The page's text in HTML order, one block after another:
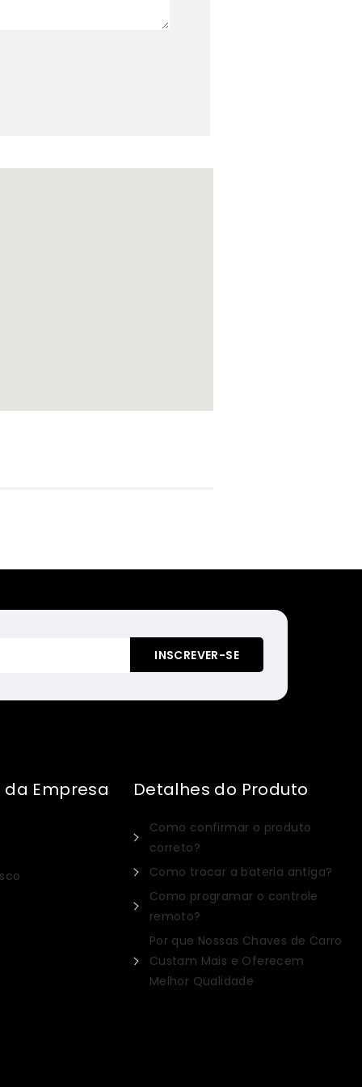
Empresa Detalhes do Produto
Como confirmar o produto
correto?
Como trocar a bateria antiga?
Como programar o controle
remoto?
Por que Nossas Chaves de Carro
Custam Mais e Oferecem
Melhor Qualidade
Russian
Dutch
Italian